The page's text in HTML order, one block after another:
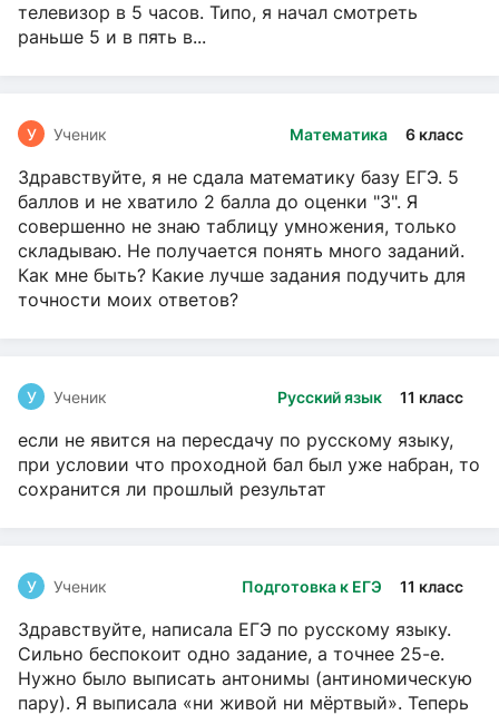
телевизор в 5 часов. Типо, я начал смотреть
раньше 5 и в пять в...
Математика 6 класс
У Ученик
Здравствуйте, я не сдала математику базу ЕГЭ. 5
баллов и не хватило 2 балла до оценки "3". Я
совершенно не знаю таблицу умножения, только
складываю. Не получается понять много заданий.
Как мне быть? Какие лучше задания подучить для
точности моих ответов?
Русский язык 11 класс
У Ученик
если не явится на пересдачу по русскому языку,
при условии что проходной бал был уже набран, то
сохранится ли прошлый результат
Подготовка к ЕГЭ 11 класс
У Ученик
Здравствуйте, написала ЕГЭ по русскому языку.
Сильно беспокоит одно задание, а точнее 25-е.
Нужно было выписать антонимы (антиномическую
пару). Я выписала «ни живой ни мёртвый». Теперь